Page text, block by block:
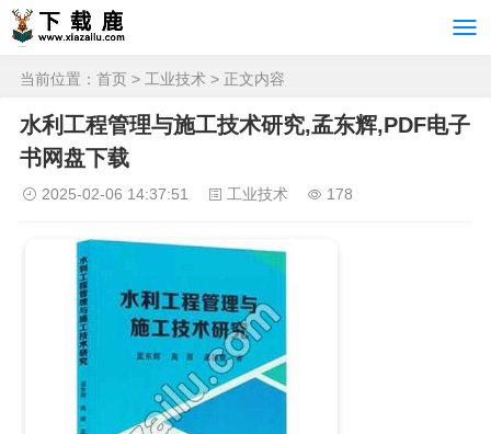
当前位置： 首页 > 工业技术 > 正文内容
水利工程管理与施工技术研究,孟东辉,PDF电子
书网盘下载
2025-02-06 14:37:51 工业技术 178